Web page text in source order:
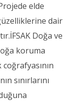
elde
dair
Doğa ve
koruma
sınırlarını